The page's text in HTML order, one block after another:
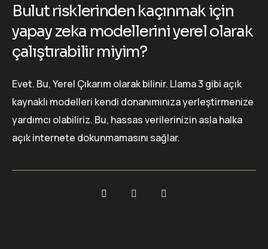
Bulut risklerinden kaçınmak için
yapay zeka modellerini yerel olarak
çalıştırabilir miyim?
Evet. Bu, Yerel Çıkarım olarak bilinir. Llama 3 gibi açık
kaynaklı modelleri kendi donanımınıza yerleştirmenize
yardımcı olabiliriz. Bu, hassas verilerinizin asla halka
açık internete dokunmamasını sağlar.